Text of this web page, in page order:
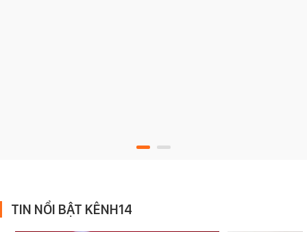
TIN NỔI BẬT KÊNH14